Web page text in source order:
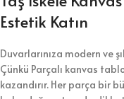
Estetik Katın
Duvarlarınıza modern ve
Çünkü Parçalı kanvas
kazandırır. Her parça bir